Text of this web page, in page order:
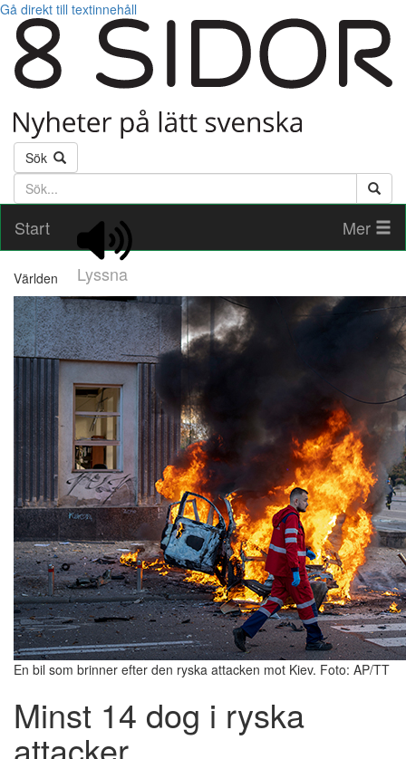
Gå direkt till textinnehåll
Sök
Söktext
Start
Lyssna
Mer
Världen
En bil som brinner efter den ryska attacken mot Kiev. Foto: AP/TT
Minst 14 dog i ryska
attacker